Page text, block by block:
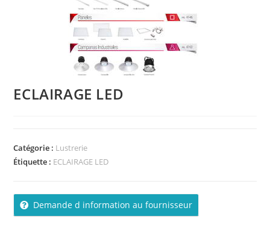
ECLAIRAGE LED
Catégorie : Lustrerie
Étiquette : ECLAIRAGE LED
Demande d information au fournisseur